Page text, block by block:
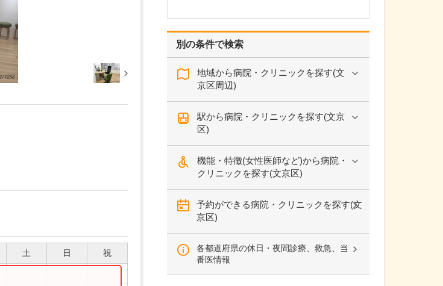
土 日 祝
別の条件で検索
地域から病院・クリニックを探す(文
京区周辺)
駅から病院・クリニックを探す(文京
区)
機能・特徴(女性医師など)から病院・
クリニックを探す(文京区)
予約ができる病院・クリニックを探す(文
京区)
各都道府県の休日・夜間診療、救急、当
番医情報